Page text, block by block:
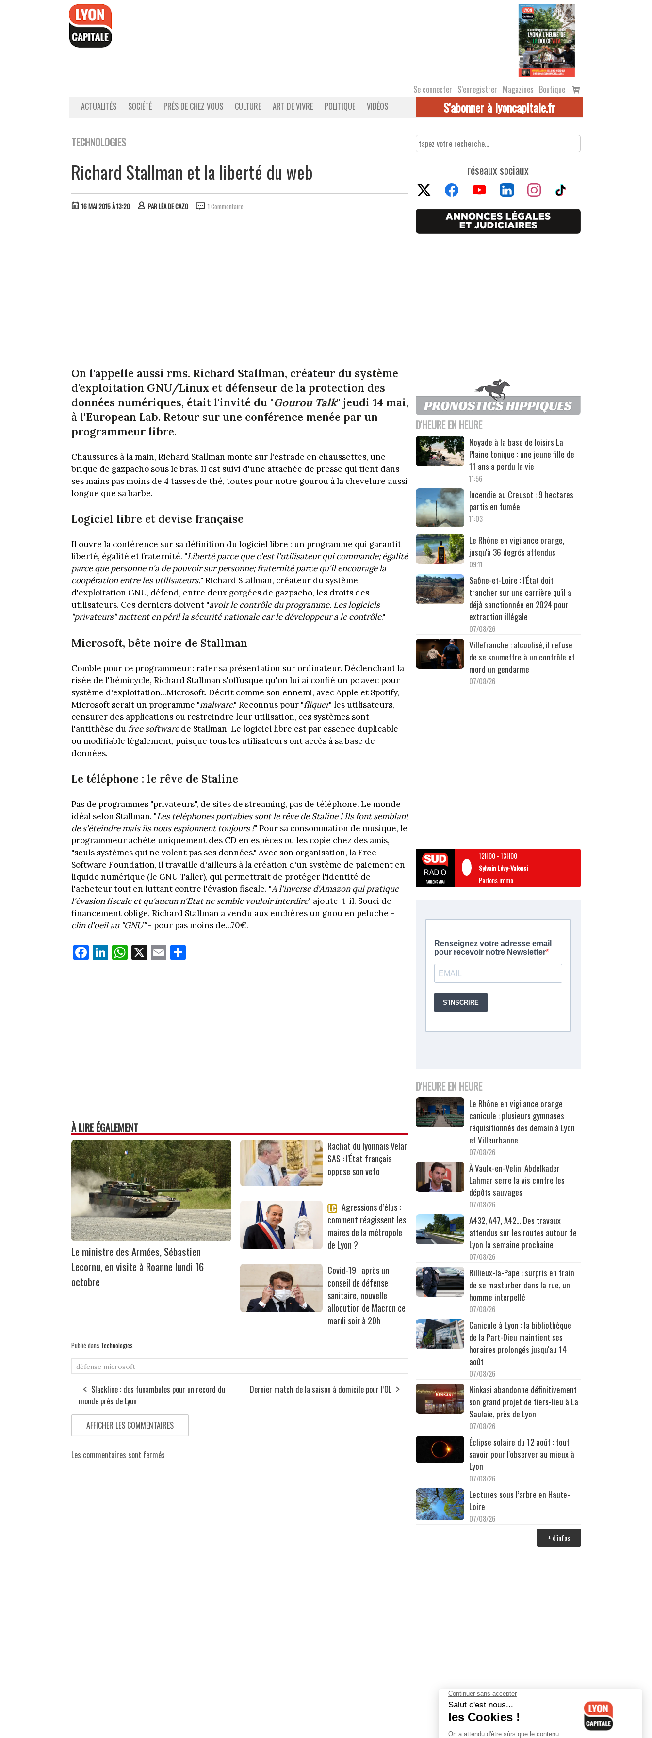
Se connecter S’enregistrer Magazines Boutique
Voir
le
ACTUALITÉS SOCIÉTÉ PRÈS DE CHEZ VOUS CULTURE ART DE VIVRE POLITIQUE VIDÉOS S'abonner à lyoncapitale.fr
TECHNOLOGIES
Richard Stallman et la liberté du web
16 MAI 2015 À 13:20 PARLÉA DE CAZO 1 Commentaire
On l'appelle aussi rms. Richard Stallman, créateur du système
d'exploitation GNU/Linux et défenseur de la protection des
données numériques, était l'invité du "Gourou Talk" jeudi 14 mai,
à l'European Lab. Retour sur une conférence menée par un
programmeur libre.
Chaussures à la main, Richard Stallman monte sur l'estrade en chaussettes, une
brique de gazpacho sous le bras. Il est suivi d'une attachée de presse qui tient dans
ses mains pas moins de 4 tasses de thé, toutes pour notre gourou à la chevelure aussi
longue que sa barbe.
Logiciel libre et devise française
Il ouvre la conférence sur sa définition du logiciel libre : un programme qui garantit
liberté, égalité et fraternité. "Liberté parce que c'est l'utilisateur qui commande; égalité
parce que personne n'a de pouvoir sur personne; fraternité parce qu'il encourage la
coopération entre les utilisateurs." Richard Stallman, créateur du système
d'exploitation GNU, défend, entre deux gorgées de gazpacho, les droits des
utilisateurs. Ces derniers doivent "avoir le contrôle du programme. Les logiciels
"privateurs" mettent en péril la sécurité nationale car le développeur a le contrôle."
Microsoft, bête noire de Stallman
Comble pour ce programmeur : rater sa présentation sur ordinateur. Déclenchant la
risée de l'hémicycle, Richard Stallman s'offusque qu'on lui ai confié un pc avec pour
système d'exploitation...Microsoft. Décrit comme son ennemi, avec Apple et Spotify,
Microsoft serait un programme "malware." Reconnus pour "fliquer" les utilisateurs,
censurer des applications ou restreindre leur utilisation, ces systèmes sont
l'antithèse du free softwarede Stallman. Le logiciel libre est par essence duplicable
ou modifiable légalement, puisque tous les utilisateurs ont accès à sa base de
données.
Le téléphone : le rêve de Staline
Pas de programmes "privateurs", de sites de streaming, pas de téléphone. Le monde
idéal selon Stallman. "Les téléphones portables sont le rêve de Staline ! Ils font semblant
de s'éteindre mais ils nous espionnent toujours !" Pour sa consommation de musique, le
programmeur achète uniquement des CD en espèces ou les copie chez des amis,
"seuls systèmes qui ne volent pas ses données." Avec son organisation, la Free
Software Foundation, il travaille d'ailleurs à la création d'un système de paiement en
liquide numérique (le GNU Taller), qui permettrait de protéger l'identité de
l'acheteur tout en luttant contre l'évasion fiscale. "A l'inverse d'Amazon qui pratique
l'évasion fiscale et qu'aucun n'Etat ne semble vouloir interdire" ajoute-t-il. Souci de
financement oblige, Richard Stallman a vendu aux enchères un gnou en peluche -
clin d'oeil au "GNU"- pour pas moins de...70€.
Fa
ce
Li
nk
W
ha
X E
m
À LIRE ÉGALEMENT
Le ministre des Armées, Sébastien
Lecornu, en visite à Roanne lundi 16
octobre
Rachat du lyonnais Velan
SAS : l'État français
oppose son veto
Agressions d’élus :
comment réagissent les
maires de la métropole
de Lyon ?
Covid-19 : après un
conseil de défense
sanitaire, nouvelle
allocution de Macron ce
mardi soir à 20h
Publié dans Technologies
défense microsoft
Slackline : des funambules pour un record du
monde près de Lyon
Dernier match de la saison à domicile pour l’OL
AFFICHER LES COMMENTAIRES
Les commentaires sont fermés
réseaux sociaux
D'HEURE EN HEURE
Noyade à la base de loisirs La
Plaine tonique : une jeune fille de
11 ans a perdu la vie
11:56
Incendie au Creusot : 9 hectares
partis en fumée
11:03
Le Rhône en vigilance orange,
jusqu'à 36 degrés attendus
09:11
Saône-et-Loire : l'État doit
trancher sur une carrière qu'il a
déjà sanctionnée en 2024 pour
extraction illégale
07/08/26
Villefranche : alcoolisé, il refuse
de se soumettre à un contrôle et
mord un gendarme
07/08/26
12H00-13H00
Sylvain Lévy-Valensi
Parlons immo
D'HEURE EN HEURE
Le Rhône en vigilance orange
canicule : plusieurs gymnases
réquisitionnés dès demain à Lyon
et Villeurbanne
07/08/26
À Vaulx-en-Velin, Abdelkader
Lahmar serre la vis contre les
dépôts sauvages
07/08/26
A432, A47, A42… Des travaux
attendus sur les routes autour de
Lyon la semaine prochaine
07/08/26
Rillieux-la-Pape : surpris en train
de se masturber dans la rue, un
homme interpellé
07/08/26
Canicule à Lyon : la bibliothèque
de la Part-Dieu maintient ses
horaires prolongés jusqu'au 14
août
07/08/26
Ninkasi abandonne définitivement
son grand projet de tiers-lieu à La
Saulaie, près de Lyon
07/08/26
Éclipse solaire du 12 août : tout
savoir pour l'observer au mieux à
Lyon
07/08/26
Lectures sous l’arbre en Haute-
Loire
07/08/26
+ d'infos